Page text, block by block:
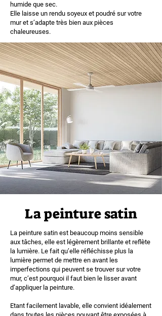
humide que sec.
Elle laisse un rendu soyeux et poudré sur votre
mur et s’adapte très bien aux pièces
chaleureuses.
La peinture satin
La peinture satin est beaucoup moins sensible
aux tâches, elle est légèrement brillante et reflète
la lumière. Le fait qu’elle réfléchisse plus la
lumière permet de mettre en avant les
imperfections qui peuvent se trouver sur votre
mur, c’est pourquoi il faut bien le lisser avant
d’appliquer la peinture.
Etant facilement lavable, elle convient idéalement